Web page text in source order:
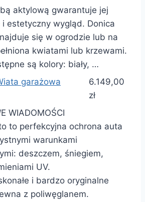
aktylową gwarantuje jej
i estetyczny wygląd. Donica
się w ogrodzie lub na
kwiatami lub krzewami.
są kolory: biały, …
garażowa
6.149,00
zł
WIADOMOŚCI
to perfekcyjna ochrona auta
warunkami
deszczem, śniegiem,
UV.
i bardzo oryginalne
z poliwęglanem.